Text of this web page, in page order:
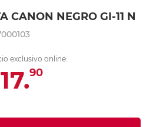
CANON NEGRO GI-11 N
exclusivo online:
90